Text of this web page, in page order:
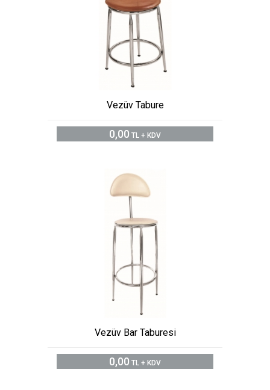
Vezüv Tabure
0,00 TL + KDV
Vezüv Bar Taburesi
0,00 TL + KDV